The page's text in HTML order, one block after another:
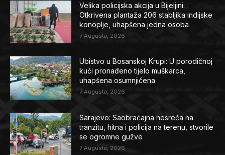
Velika policijska akcija u Bijeljini:
Otkrivena plantaža 206 stabljika indijske
konoplje, uhapšena jedna osoba
7 Augusta, 2026
Ubistvo u Bosanskoj Krupi: U porodičnoj
kući pronađeno tijelo muškarca,
uhapšena osumnjičena
7 Augusta, 2026
Sarajevo: Saobraćajna nesreća na
tranzitu, hitna i policija na terenu, stvorile
se ogromne gužve
7 Augusta, 2026